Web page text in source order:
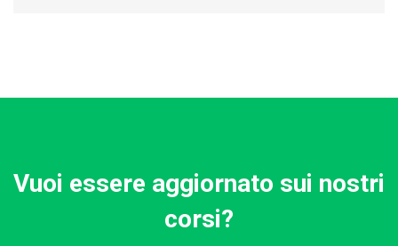
Vuoi essere aggiornato sui nostri
corsi?